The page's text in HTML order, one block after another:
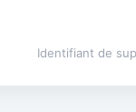
Identifiant de